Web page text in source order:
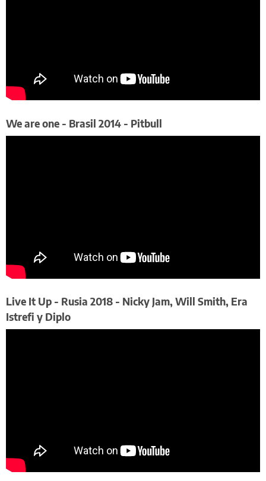
We are one - Brasil 2014 - Pitbull
​Live It Up - Rusia 2018 - Nicky Jam, Will Smith, Era
Istrefi y Diplo